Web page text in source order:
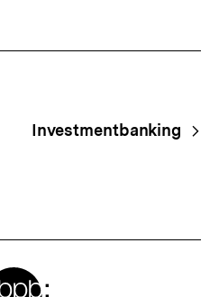
Investmentbanking